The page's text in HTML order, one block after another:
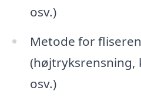
osv.)
Metode for
(højtryksrensning,
osv.)